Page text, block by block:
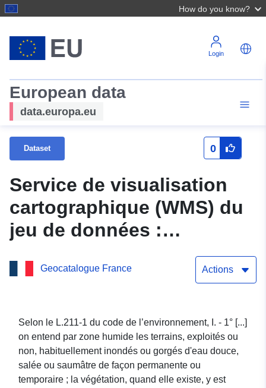
How do you know?
Login
European data
data.europa.eu
Dataset 0
Service de visualisation
cartographique (WMS) du
jeu de données :
Inventaire des zones
humides dans le cadre de
bassin versant du Giessen
Geocatalogue France Actions
Selon le L.211-1 du code de l’environnement, I. - 1° [...]
on entend par zone humide les terrains, exploités ou
non, habituellement inondés ou gorgés d'eau douce,
salée ou saumâtre de façon permanente ou
temporaire ; la végétation, quand elle existe, y est